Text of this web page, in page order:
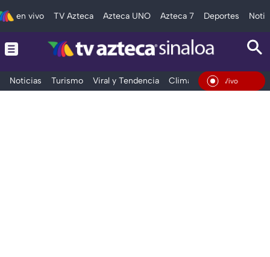
en vivo TV Azteca Azteca UNO Azteca 7 Deportes
Noticias Turismo Viral y Tendencia Clima Deportes
En Vivo